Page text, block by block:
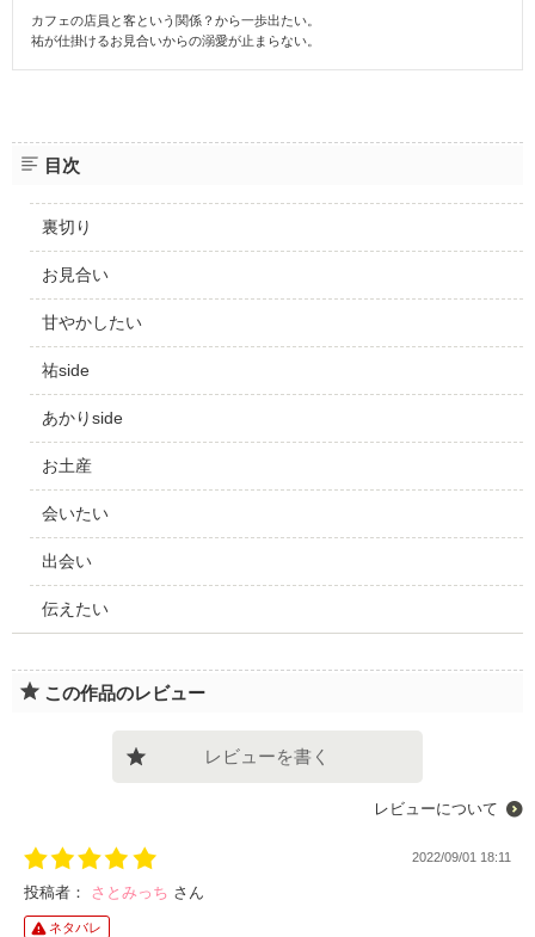
カフェの店員と客という関係？から一歩出たい。
祐が仕掛けるお見合いからの溺愛が止まらない。
目次
裏切り
お見合い
甘やかしたい
祐side
あかりside
お土産
会いたい
出会い
伝えたい
この作品のレビュー
レビューを書く
レビューについて
2022/09/01 18:11
投稿者： さとみっち さん
ネタバレ